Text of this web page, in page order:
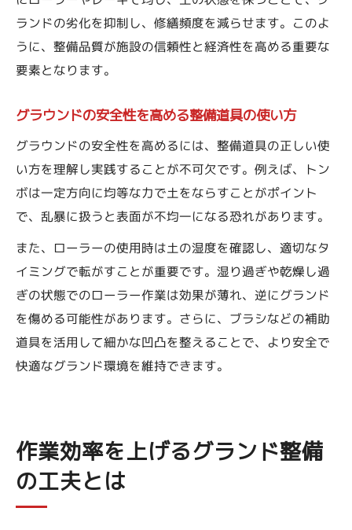
グランド整備やり方での注意点とコツ
ローラーやトンボ使用時の失敗例と対策
ランドの劣化を抑制し、修繕頻度を減らせます。このよ
うに、整備品質が施設の信頼性と経済性を高める重要な
要素となります。
グラウンドの安全性を高める整備道具の使い方
グラウンドの安全性を高めるには、整備道具の正しい使
い方を理解し実践することが不可欠です。例えば、トン
ボは一定方向に均等な力で土をならすことがポイント
で、乱暴に扱うと表面が不均一になる恐れがあります。
また、ローラーの使用時は土の湿度を確認し、適切なタ
イミングで転がすことが重要です。湿り過ぎや乾燥し過
ぎの状態でのローラー作業は効果が薄れ、逆にグランド
を傷める可能性があります。さらに、ブラシなどの補助
道具を活用して細かな凹凸を整えることで、より安全で
快適なグランド環境を維持できます。
作業効率を上げるグランド整備
の工夫とは